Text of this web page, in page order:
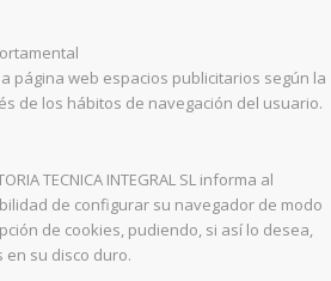
página web espacios publicitarios según la
de los hábitos de navegación del usuario.
TECNICA INTEGRAL SL informa al
de configurar su navegador de modo
de cookies, pudiendo, si así lo desea,
su disco duro.